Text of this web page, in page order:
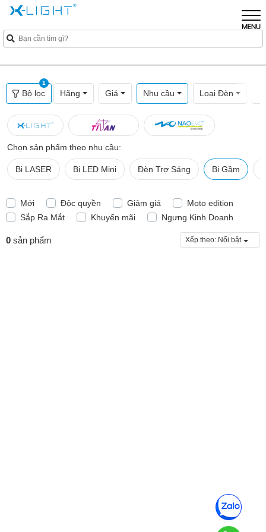
Bộ lọc
1
Hãng Giá Nhu cầu Loại Đèn
Chọn sản phẩm theo nhu cầu:
Bi LASER Bi LED Mini Đèn Trợ Sáng Bi Gầm
Mới Độc quyền Giảm giá
Moto edition
Sắp Ra Mắt
Khuyến mãi Ngưng Kinh Doanh
0 sản phẩm Xếp theo: Nổi bật